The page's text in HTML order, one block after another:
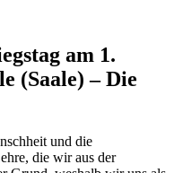
am 1.
(Saale) – Die
und die
die wir aus der